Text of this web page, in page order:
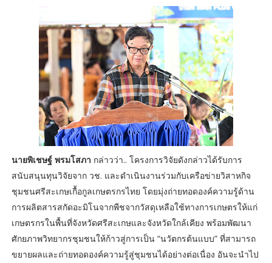
นายพิเชษฐ์ พรมโสภา กล่าวว่า.. โครงการวิจัยดังกล่าวได้รับการ
สนับสนุนทุนวิจัยจาก วช. และดำเนินงานร่วมกับเครือข่ายวิสาหกิจ
ชุมชนศรีสะเกษเกื้อกูลเกษตรกรไทย โดยมุ่งถ่ายทอดองค์ความรู้ด้าน
การผลิตสารสกัดอะมิโนจากพืชจากวัสดุเหลือใช้ทางการเกษตรให้แก่
เกษตรกรในพื้นที่จังหวัดศรีสะเกษและจังหวัดใกล้เคียง พร้อมพัฒนา
ศักยภาพวิทยากรชุมชนให้ก้าวสู่การเป็น “นวัตกรต้นแบบ” ที่สามารถ
ขยายผลและถ่ายทอดองค์ความรู้สู่ชุมชนได้อย่างต่อเนื่อง อันจะนำไป